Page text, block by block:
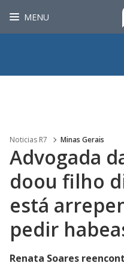
MENU
Noticias R7 Minas Gerais
Advogada
doou filho
está
pedir
Renata Soares